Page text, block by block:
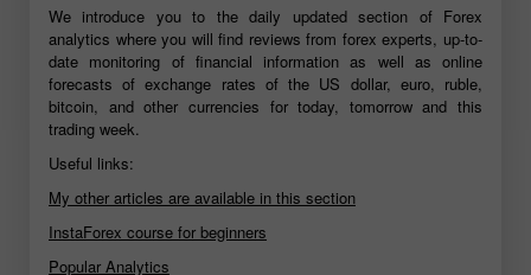
We introduce you to the daily updated section of Forex
analytics where you will find reviews from forex experts, up-to-
date monitoring of financial information as well as online
forecasts of exchange rates of the US dollar, euro, ruble,
bitcoin, and other currencies for today, tomorrow and this
trading week.
Useful links:
My other articles are available in this section
InstaForex course for beginners
Popular Analytics